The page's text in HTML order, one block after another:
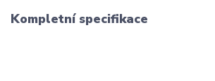
Kompletní specifikace